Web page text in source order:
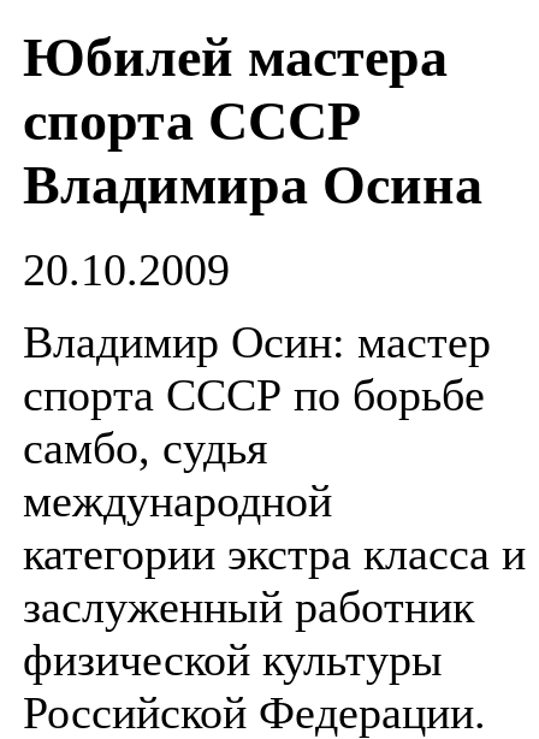
Юбилей мастера
спорта СССР
Владимира Осина
20.10.2009
Владимир Осин: мастер
спорта СССР по борьбе
самбо, судья
международной
категории экстра класса и
заслуженный работник
физической культуры
Российской Федерации.